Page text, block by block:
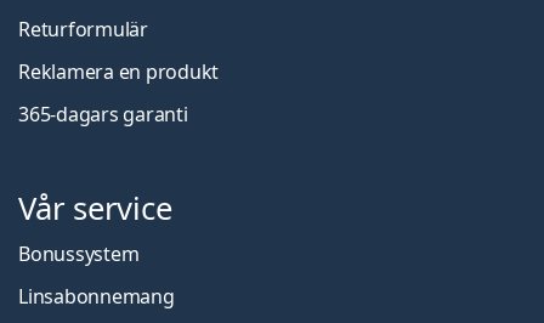
Returformulär
Reklamera en produkt
365-dagars garanti
Vår service
Bonussystem
Linsabonnemang